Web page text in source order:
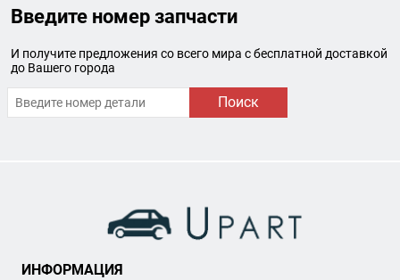
Введите номер запчасти
И получите предложения со всего мира с бесплатной доставкой
до Вашего города
Поиск
ИНФОРМАЦИЯ